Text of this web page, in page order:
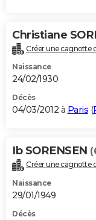
Christiane
Créer une cagnotte
Naissance
24/02/1930
Décès
04/03/2012 à Paris (
Ib SORENSEN
Créer une cagnotte
Naissance
29/01/1949
Décès